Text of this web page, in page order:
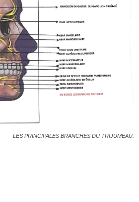
LES PRINCIPALES BRANCHES DU TRIJUMEAU.